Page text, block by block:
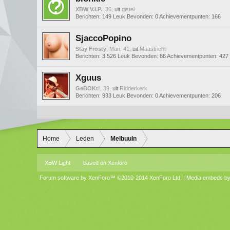
XBW V.I.P. , 36,uit gistel
Berichten: 149 Leuk Bevonden: 0Achievementpunten: 166
SjaccoPopino
Stay Frosty , Man, 41,uit Maastricht
Berichten: 3.526 Leuk Bevonden: 86Achievementpunten: 427
Xguus
GeBOKt! , 39,uit Ridderkerk
Berichten: 933 Leuk Bevonden: 0Achievementpunten: 206
Home Leden Melbuuln
XBW Light based onXenforo
Forum software by XenForo™©2010-2014 XenForo Ltd. | Media embeds